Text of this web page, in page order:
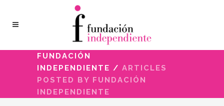
FUNDACIÓN
INDEPENDIENTE / ARTICLES
POSTED BY FUNDACIÓN
INDEPENDIENTE